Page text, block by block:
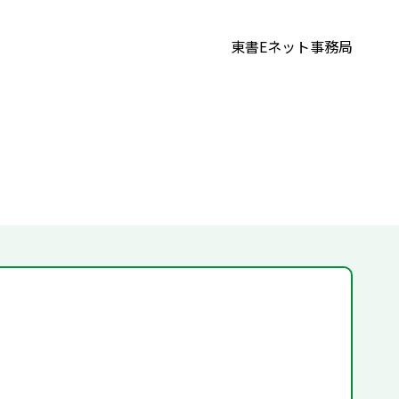
東書Eネット事務局